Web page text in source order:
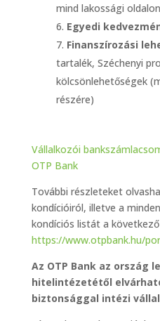
mind lakossági oldalon
Egyedi
Finanszírozási
tartalék, Széchenyi
kölcsönlehetőségek
részére)
Vállalkozói
OTP Bank
További részleteket
kondícióiról, illetve a
kondíciós listát a
https://www.otpbank.hu/
Az OTP Bank az ország
hitelintézetétől
biztonsággal intézi